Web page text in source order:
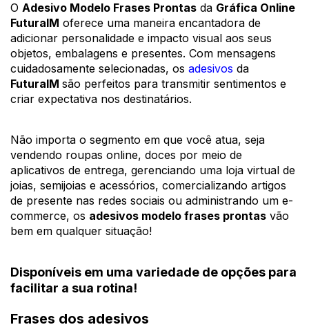
O Adesivo Modelo Frases Prontas da Gráfica Online
FuturaIM oferece uma maneira encantadora de
adicionar personalidade e impacto visual aos seus
objetos, embalagens e presentes. Com mensagens
cuidadosamente selecionadas, os adesivos
FuturaIM são perfeitos para transmitir sentimentos e
criar expectativa nos destinatários.
Não importa o segmento em que você atua, seja
vendendo roupas online, doces por meio de
aplicativos de entrega, gerenciando uma loja virtual de
joias, semijoias e acessórios, comercializando artigos
de presente nas redes sociais ou administrando um e-
commerce, os adesivos modelo frases prontas vão
bem em qualquer situação!
Disponíveis em uma variedade de opções para
facilitar a sua rotina!
Frases dos adesivos